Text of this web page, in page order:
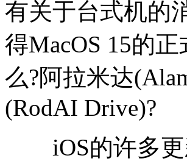
有关于台式机的
得MacOS 15的
么?阿拉米达
(RodAI Drive)?
iOS的许多更